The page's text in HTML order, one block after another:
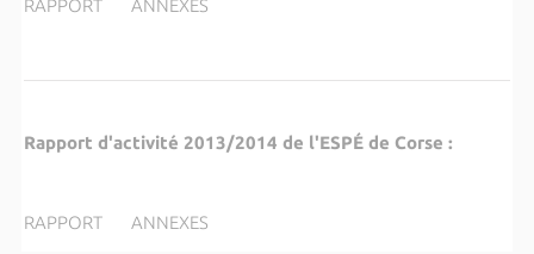
RAPPORT ANNEXES
Rapport d'activité 2013/2014 de l'ESPÉde Corse :
RAPPORT ANNEXES